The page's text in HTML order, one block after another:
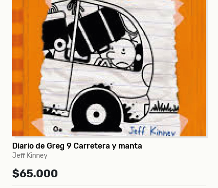
Diario de Greg 9 Carretera y manta
Jeff Kinney
$65.000